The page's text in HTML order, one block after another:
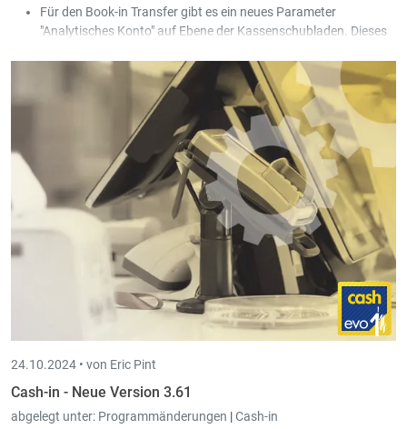
Für den Book-in Transfer gibt es ein neues Parameter
"Analytisches Konto" auf Ebene der Kassenschubladen. Dieses
Kassenjournals analytisch zu buchen.
Im Trade-in Transfer kann man jetzt festlegen, dass das
Gültigkeitsdatum einer Kundenkarte mit in das Trade-in
Lieferschein Dokument geschrieben wird. Das ermöglicht es,
diese Werte auf Ausdrucken zu zeigen bzw. in der Fakturation
24.10.2024 • von Eric Pint
Cash-in - Neue Version 3.61
abgelegt unter: Programmänderungen |Cash-in